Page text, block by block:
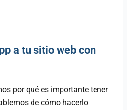
a tu sitio web con
por qué es importante tener
de cómo hacerlo